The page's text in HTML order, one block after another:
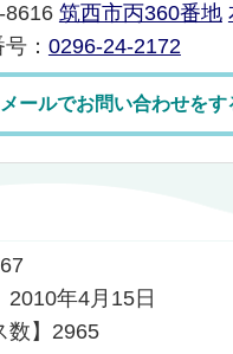
8616 筑西市丙360番地
： 0296-24-2172
メールでお問い合わせをす
2010年4月15日
数】 2965